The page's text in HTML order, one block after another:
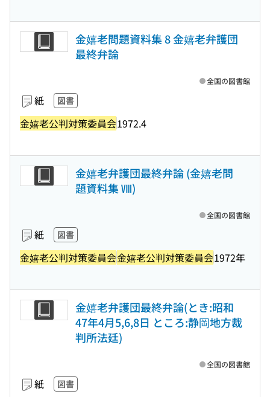
金嬉老問題資料集 8 金嬉老弁護団
最終弁論
紙 図書
金嬉老公判対策委員会1972.4
全国の図書館
金嬉老弁護団最終弁論 (金嬉老問
題資料集 Ⅷ)
紙 図書
金嬉老公判対策委員会金嬉老公判対策委員会1972年
全国の図書館
金嬉老弁護団最終弁論(とき:昭和
47年4月5,6,8日 ところ:静岡地方裁
判所法廷)
紙 図書
全国の図書館